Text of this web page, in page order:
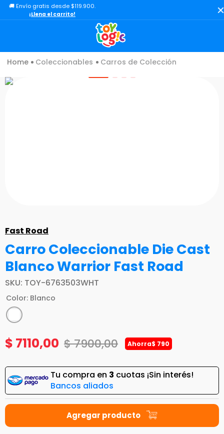
🚚 Envío gratis desde $119.900.
¡Llena el carrito!
Coleccionables Carros de Colección
Fast Road
Carro Coleccionable Die Cast
Blanco Warrior Fast Road
SKU: TOY-6763503WHT
Color: Blanco
$ 7110,00 $7900,00 Ahorra$ 790
Tu compra en 3 cuotas ¡Sin interés!
Bancos aliados
TÉRMINOS MÁS BUSCADOS
3.
carro
4